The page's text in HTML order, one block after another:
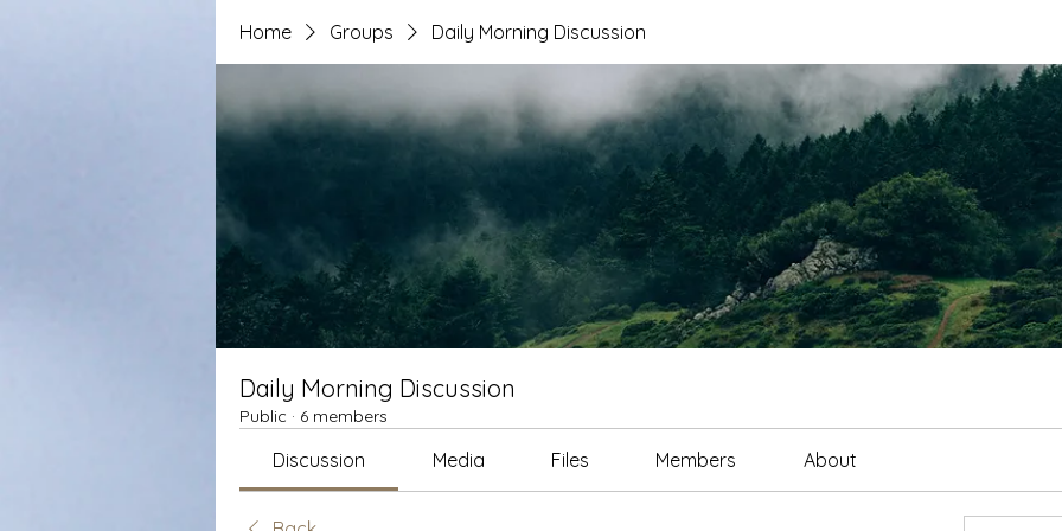
Home Groups Daily Morning Discussion
Daily Morning Discussion
Public · 6 members
Discussion Media Files Members About